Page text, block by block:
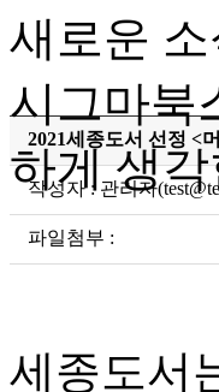
새로운
시그마북
하게 생
2021세종도서 선정 <
작성자 : 관리자
파일첨부 :
세종도서